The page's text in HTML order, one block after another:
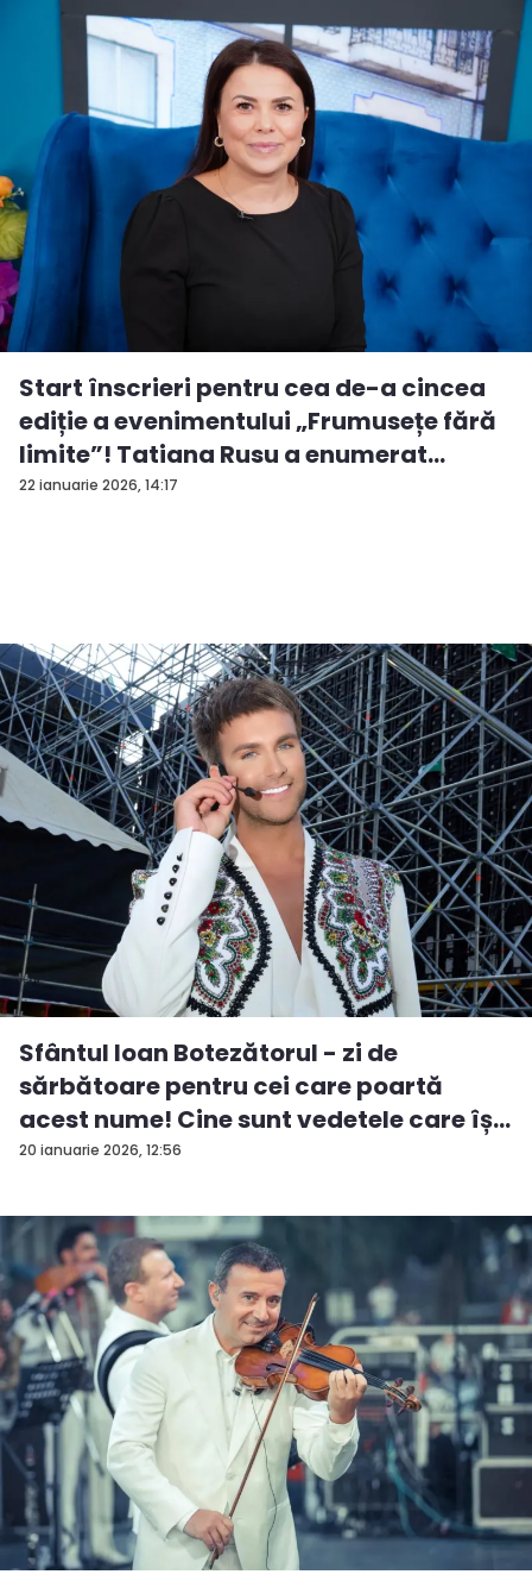
22 ianuarie 2026, 14:17
Start înscrieri pentru cea de-a cincea
ediție a evenimentului „Frumusețe fără
limite”! Tatiana Rusu a enumerat
criter...
20 ianuarie 2026, 12:56
Sfântul Ioan Botezătorul - zi de
sărbătoare pentru cei care poartă
acest nume! Cine sunt vedetele care îș...